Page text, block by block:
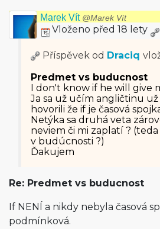
Marek Vít @Marek Vít
Vloženo před 18 lety
Příspěvek od Draciq
Predmet vs buducnost
I don't know if he will give
Ja sa už učím angličtinu už
hovorili že if je časová
Netýka sa druhá veta
neviem či mi zaplatí ?
v budúcnosti ?)
Ďakujem
Re: Predmet vs buducnost
If NENÍ a nikdy nebyla časová
podmínková.